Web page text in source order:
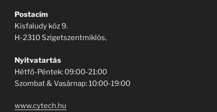
Postacím
Kisfaludy köz 9.
H-2310 Szigetszentmiklós,
Nyitvatartás
Hétfő-Péntek: 09:00-21:00
Szombat & Vasárnap: 10:00-19:00
www.cytech.hu